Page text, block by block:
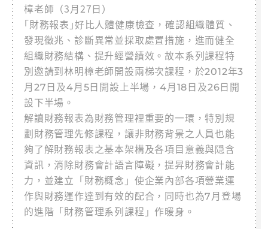
樟老師（3月 27日）
｢財務報表｣好比人體健康檢查，確認組織體質、
發現徵兆、診斷異常並採取處置措施，進而健全
組織財務結構、提升經營績效。故本系列課程特
別邀請到林明樟老師開設兩梯次課程，於2012年3
月27日及4月5日開設上半場，4月18日及26日開
設下半場。
解讀財務報表為財務管理裡重要的一環，特別規
劃財務管理先修課程，讓非財務背景之人員也能
夠了解財務報表之基本架構及各項目意義與隠含
資訊，消除財務會計語言障礙，提昇財務會計能
力，並建立「財務概念」使企業內部各項營業運
作與財務運作達到有效的配合，同時也為7月登場
的進階「財務管理系列課程」作暖身。